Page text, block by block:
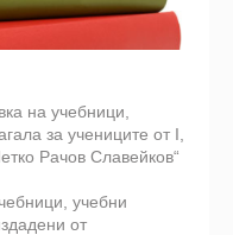
на учебници,
за учениците от I,
Рачов Славейков“
учебни
от